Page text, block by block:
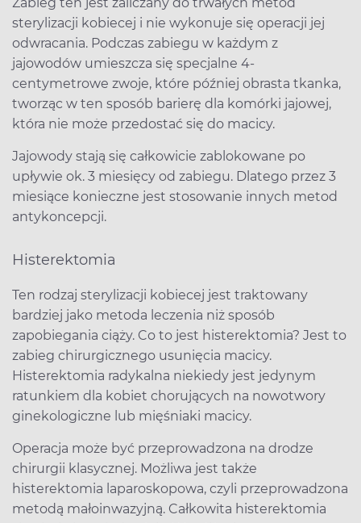
sterylizacji kobiecej i nie wykonuje się operacji jej
odwracania. Podczas zabiegu w każdym z
jajowodów umieszcza się specjalne 4-
centymetrowe zwoje, które później obrasta tkanka,
tworząc w ten sposób barierę dla komórki jajowej,
która nie może przedostać się do macicy.
Jajowody stają się całkowicie zablokowane po
upływie ok. 3 miesięcy od zabiegu. Dlatego przez 3
miesiące konieczne jest stosowanie innych metod
antykoncepcji.
Histerektomia
Ten rodzaj sterylizacji kobiecej jest traktowany
bardziej jako metoda leczenia niż sposób
zapobiegania ciąży. Co to jest histerektomia? Jest to
zabieg chirurgicznego usunięcia macicy.
Histerektomia radykalna niekiedy jest jedynym
ratunkiem dla kobiet chorujących na nowotwory
ginekologiczne lub mięśniaki macicy.
Operacja może być przeprowadzona na drodze
chirurgii klasycznej. Możliwa jest także
histerektomia laparoskopowa, czyli przeprowadzona
metodą małoinwazyjną. Całkowita histerektomia